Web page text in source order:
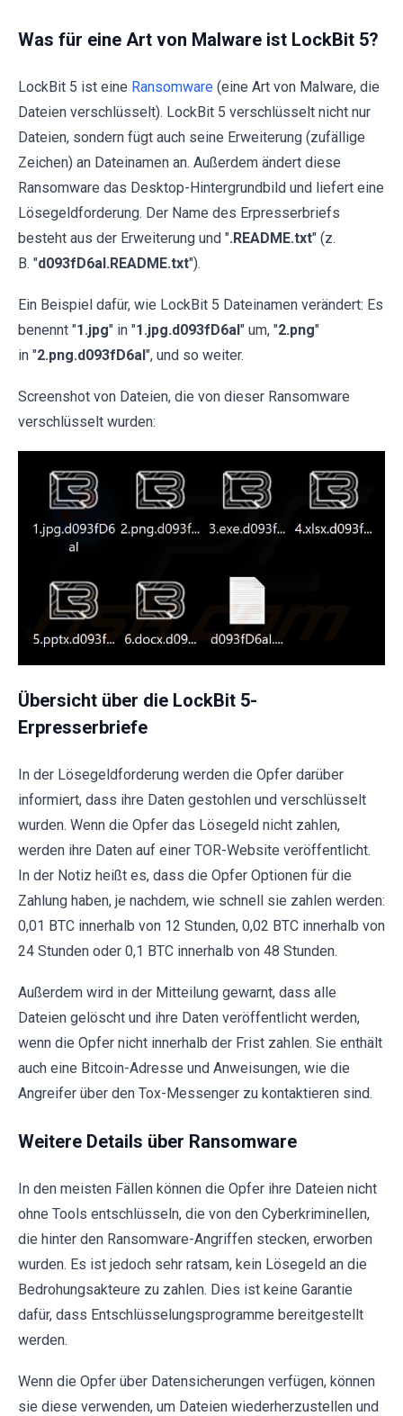
Was für eine Art von Malware ist LockBit 5?
LockBit 5 ist eine Ransomware (eine Art von Malware, die
Dateien verschlüsselt). LockBit 5 verschlüsselt nicht nur
Dateien, sondern fügt auch seine Erweiterung (zufällige
Zeichen) an Dateinamen an. Außerdem ändert diese
Ransomware das Desktop-Hintergrundbild und liefert eine
Lösegeldforderung. Der Name des Erpresserbriefs
besteht aus der Erweiterung und ".README.txt" (z.
B. "d093fD6aI.README.txt").
Ein Beispiel dafür, wie LockBit 5 Dateinamen verändert: Es
benennt "1.jpg" in "1.jpg.d093fD6aI" um, "2.png"
in "2.png.d093fD6aI", und so weiter.
Screenshot von Dateien, die von dieser Ransomware
verschlüsselt wurden:
Übersicht über die LockBit 5-
Erpresserbriefe
In der Lösegeldforderung werden die Opfer darüber
informiert, dass ihre Daten gestohlen und verschlüsselt
wurden. Wenn die Opfer das Lösegeld nicht zahlen,
werden ihre Daten auf einer TOR-Website veröffentlicht.
In der Notiz heißt es, dass die Opfer Optionen für die
Zahlung haben, je nachdem, wie schnell sie zahlen werden:
0,01 BTC innerhalb von 12 Stunden, 0,02 BTC innerhalb von
24 Stunden oder 0,1 BTC innerhalb von 48 Stunden.
Außerdem wird in der Mitteilung gewarnt, dass alle
Dateien gelöscht und ihre Daten veröffentlicht werden,
wenn die Opfer nicht innerhalb der Frist zahlen. Sie enthält
auch eine Bitcoin-Adresse und Anweisungen, wie die
Angreifer über den Tox-Messenger zu kontaktieren sind.
Weitere Details über Ransomware
In den meisten Fällen können die Opfer ihre Dateien nicht
ohne Tools entschlüsseln, die von den Cyberkriminellen,
die hinter den Ransomware-Angriffen stecken, erworben
wurden. Es ist jedoch sehr ratsam, kein Lösegeld an die
Bedrohungsakteure zu zahlen. Dies ist keine Garantie
dafür, dass Entschlüsselungsprogramme bereitgestellt
werden.
Wenn die Opfer über Datensicherungen verfügen, können
sie diese verwenden, um Dateien wiederherzustellen und